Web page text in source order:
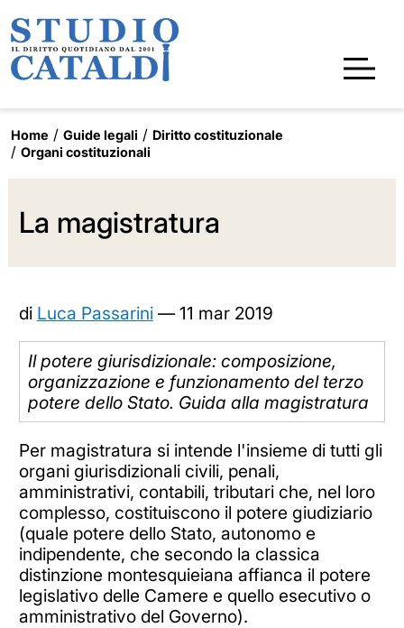
Home Guide legali
Diritto costituzionale
Organi costituzionali
La magistratura
di Luca Passarini—11 mar 2019
Il potere giurisdizionale: composizione,
organizzazione e funzionamento del terzo
potere dello Stato. Guida alla magistratura
Per magistratura si intende l'insieme di tutti gli
organi giurisdizionali civili, penali,
amministrativi, contabili, tributari che, nel loro
complesso, costituiscono il potere giudiziario
(quale potere dello Stato, autonomo e
indipendente, che secondo la classica
distinzione montesquieiana affianca il potere
legislativo delle Camere e quello esecutivo o
amministrativo del Governo).